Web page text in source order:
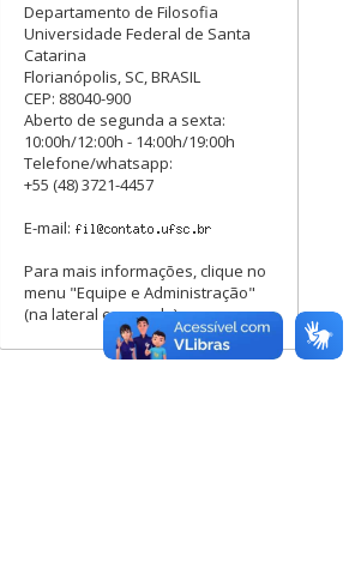
Departamento de Filosofia
Universidade Federal de Santa
Catarina
Florianópolis, SC, BRASIL
CEP: 88040-900
Aberto de segunda a sexta:
10:00h/12:00h - 14:00h/19:00h
Telefone/whatsapp:
+55 (48) 3721-4457
E-mail:
Para mais informações, clique no
menu "Equipe e Administração"
(na lateral esquerda).